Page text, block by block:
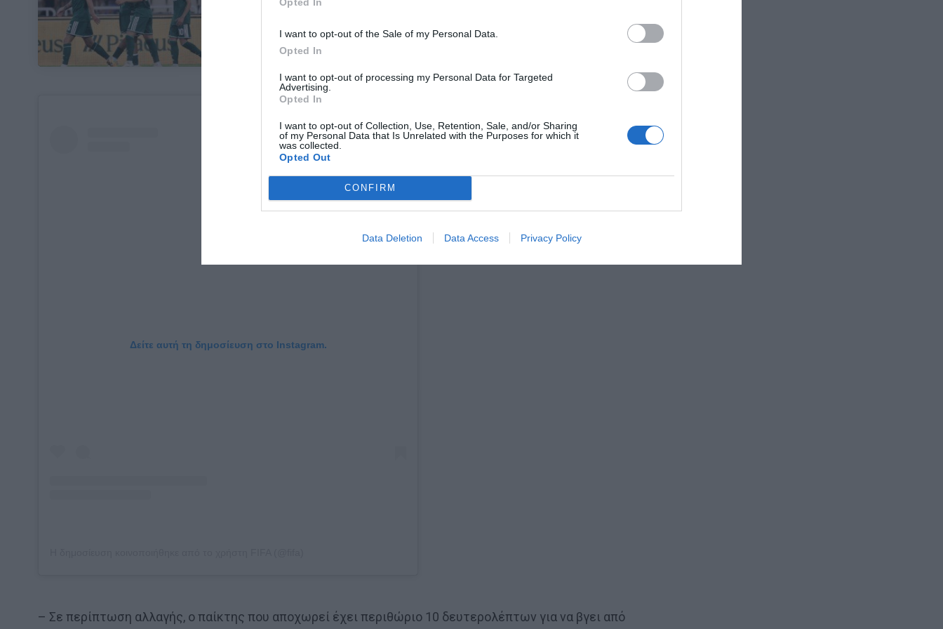
I want to opt-out of the Sale of my Personal Data.
Opted In
I want to opt-out of processing my Personal Data for Targeted
Advertising.
Opted In
I want to opt-out of Collection, Use, Retention, Sale, and/or Sharing
of my Personal Data that Is Unrelated with the Purposes for which it
was collected.
Opted Out
CONFIRM
Data Deletion Data Access Privacy Policy
Δείτε αυτή τη δημοσίευση στο Instagram.
– Σε περίπτωση αλλαγής, ο παίκτης που αποχωρεί έχει περιθώριο 10 δευτερολέπτων για να βγει από